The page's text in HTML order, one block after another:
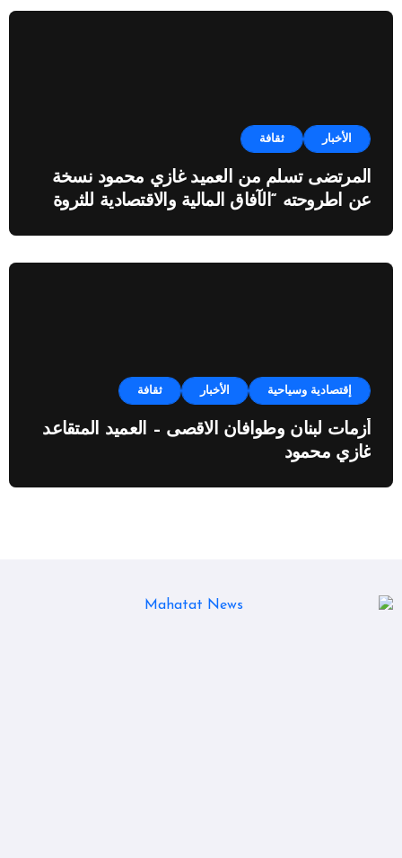
الأخبار ثقافة
المرتضى تسلم من العميد غازي محمود نسخة
عن اطروحته “الآفاق المالية والاقتصادية للثروة
إقتصادية وسياحية الأخبار ثقافة
أزمات لبنان وطوافان الاقصى – العميد المتقاعد
غازي محمود